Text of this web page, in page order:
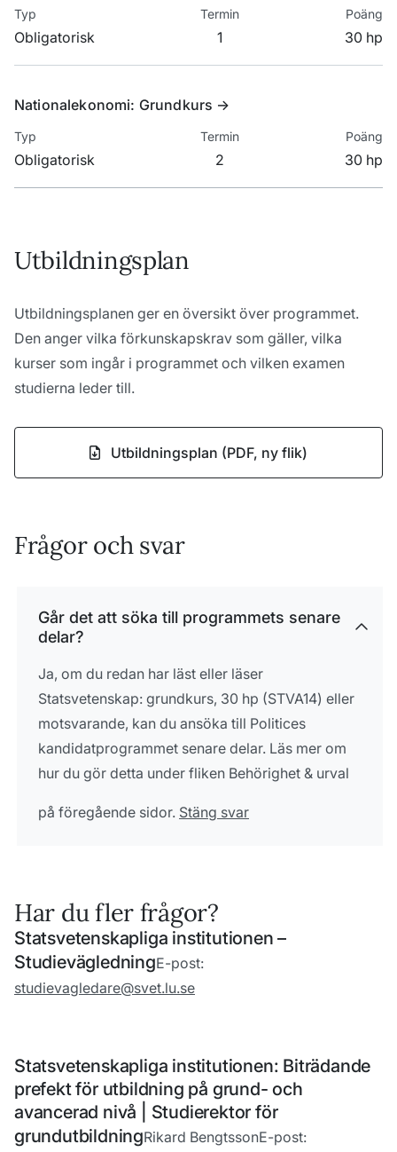
Obligatorisk 1 30 hp
Nationalekonomi: Grundkurs ->
Obligatorisk 2 30 hp
Utbildningsplan
Utbildningsplanen ger en översikt över programmet.
Den anger vilka förkunskapskrav som gäller, vilka
kurser som ingår i programmet och vilken examen
studierna leder till.
Utbildningsplan (PDF, ny flik)
Frågor och svar
Går det att söka till programmets senare
delar?
Ja, om du redan har läst eller läser
Statsvetenskap: grundkurs, 30 hp (STVA14) eller
motsvarande, kan du ansöka till Politices
kandidatprogrammet senare delar. Läs mer om
hur du gör detta under fliken Behörighet & urval
på föregående sidor. Stäng svar
Har du fler frågor?
Statsvetenskapliga institutionen –
StudievägledningE-post:
studievagledare@svet.lu.se
Statsvetenskapliga institutionen: Biträdande
prefekt för utbildning på grund- och
avancerad nivå | Studierektor för
grundutbildningRikard BengtssonE-post: